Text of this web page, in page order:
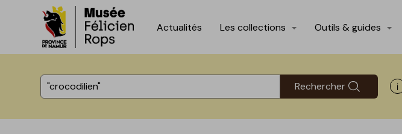
Accèder directement au contenu
Accèder directement au contenu
Actualités Les collections Outils & guides
Rechercher